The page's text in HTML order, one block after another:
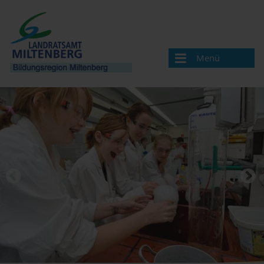
Menü
Bildungsregion
Aktuelles
Veranstaltungen / Termine
Veranstaltung melden
Bildungsregionen in Bayern
Angebote & Projekte